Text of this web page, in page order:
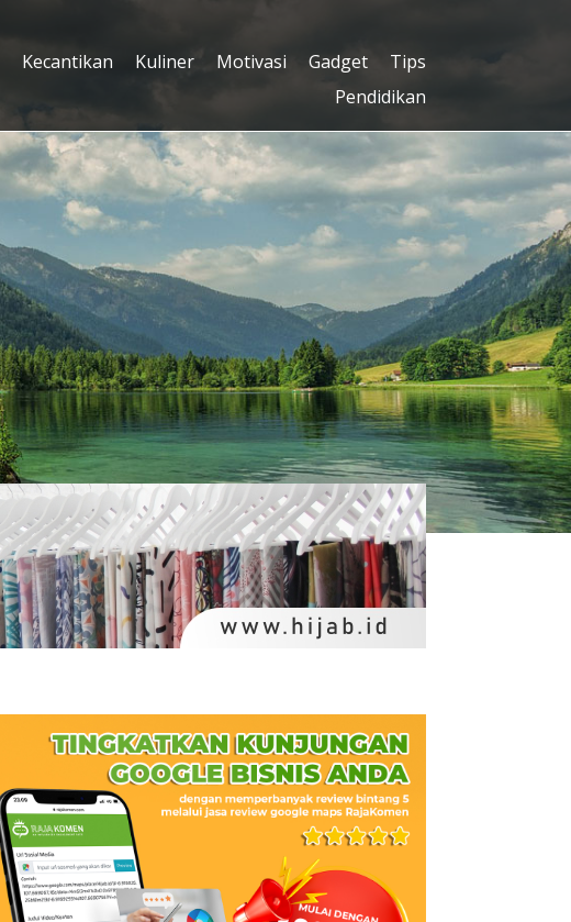
Kecantikan Kuliner Motivasi Gadget
Tips
Pendidikan